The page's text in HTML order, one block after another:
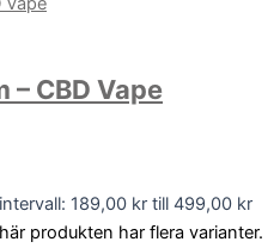
– CBD Vape
189,00 kr till 499,00 kr
produkten har flera varianter.